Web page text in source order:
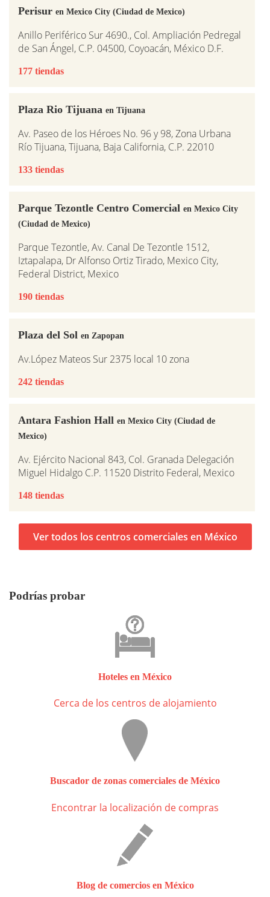
Perisur en Mexico City (Ciudad de Mexico)
Anillo Periférico Sur 4690., Col. Ampliación Pedregal
de San Ángel, C.P. 04500, Coyoacán, México D.F.
177 tiendas
Plaza Rio Tijuana en Tijuana
Av. Paseo de los Héroes No. 96 y 98, Zona Urbana
Río Tijuana, Tijuana, Baja California, C.P. 22010
133 tiendas
Parque Tezontle Centro Comercial en Mexico City
(Ciudad de Mexico)
Parque Tezontle, Av. Canal De Tezontle 1512,
Iztapalapa, Dr Alfonso Ortiz Tirado, Mexico City,
Federal District, Mexico
190 tiendas
Plaza del Sol en Zapopan
Av.López Mateos Sur 2375 local 10 zona
242 tiendas
Antara Fashion Hall en Mexico City (Ciudad de
Mexico)
Av. Ejército Nacional 843, Col. Granada Delegación
Miguel Hidalgo C.P. 11520 Distrito Federal, Mexico
148 tiendas
Ver todos los centros comerciales en México
Podrías probar
Hoteles en México
Cerca de los centros de alojamiento
Buscador de zonas comerciales de México
Encontrar la localización de compras
Blog de comercios en México